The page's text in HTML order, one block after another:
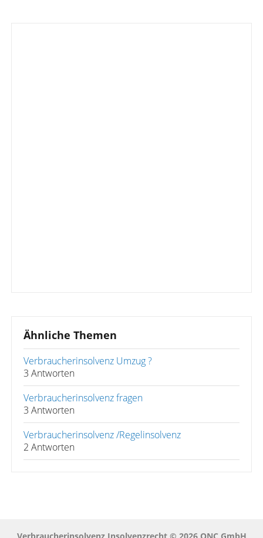
Ähnliche Themen
Verbraucherinsolvenz Umzug ?
3 Antworten
Verbraucherinsolvenz fragen
3 Antworten
Verbraucherinsolvenz /Regelinsolvenz
2 Antworten